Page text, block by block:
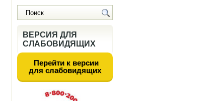
ВЕРСИЯ ДЛЯ
СЛАБОВИДЯЩИХ
Перейти к версии
для слабовидящих